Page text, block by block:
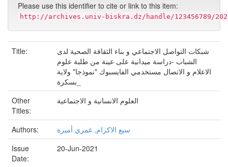
Please use this identifier to cite or link to this item:
http://archives.univ-biskra.dz/handle/123456789/
Title:
شبكات التواصل الاجتماعي و بناء الثقافة الصحية لدى
الشباب -دراسة ميدانية على عينة من طلبة علوم
الاعلام و الاتصال مستخدمي الفايسبوك "نموذجا" ولاية
Other
Titles:
العلوم الانسانية و الاجتماعية
Authors:
سبع الاكرام, غمري أميرة
Issue
Date:
20-Jun-2021